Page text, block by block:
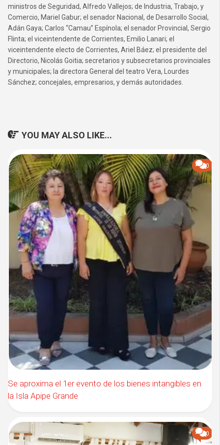
ministros de Seguridad, Alfredo Vallejos; de Industria, Trabajo, y
Comercio, Mariel Gabur; el senador Nacional, de Desarrollo Social,
Adán Gaya; Carlos “Camau” Espínola; el senador Provincial, Sergio
Flinta; el viceintendente de Corrientes, Emilio Lanari; el
viceintendente electo de Corrientes, Ariel Báez; el presidente del
Directorio, Nicolás Goitia; secretarios y subsecretarios provinciales
y municipales; la directora General del teatro Vera, Lourdes
Sánchez; concejales, empresarios, y demás autoridades.
YOU MAY ALSO LIKE...
0
Se aproxima el 1er evento de los bienes intangibles en
la Isla Apipe Grande
0